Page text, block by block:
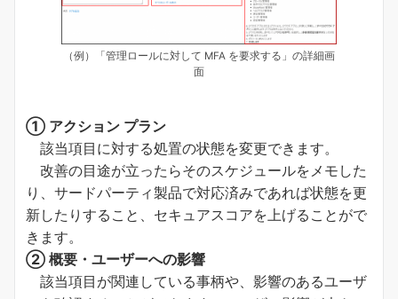
（例）「管理ロールに対して MFA を要求する」の詳細画
面
① アクション プラン
該当項目に対する処置の状態を変更できます。
改善の目途が立ったらそのスケジュールをメモした
り、サードパーティ製品で対応済みであれば状態を更
新したりすること、セキュアスコアを上げることがで
きます。
② 概要・ユーザーへの影響
該当項目が関連している事柄や、影響のあるユーザ